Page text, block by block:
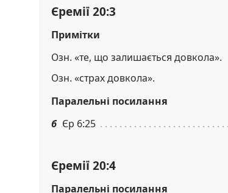
Єремії 20:3
Примітки
Озн. «те, що залишається довкола».
Озн. «страх довкола».
Паралельні посилання
б Єр 6:25
Єремії 20:4
Паралельні посилання